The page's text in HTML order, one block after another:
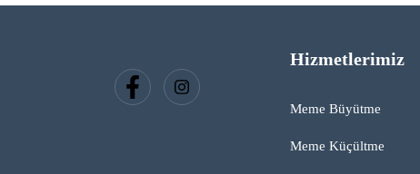
Hizmetlerimiz
Meme Büyütme
Meme Küçültme